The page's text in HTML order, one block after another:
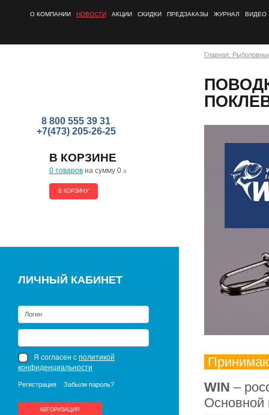
О КОМПАНИИ НОВОСТИ АКЦИИ СКИДКИ ПРЕДЗАКАЗЫ ЖУРНАЛ ВИДЕО
8 800 555 39 31
+7(473) 205-26-25
В КОРЗИНЕ
0 товаров на сумму 0 a
В КОРЗИНУ
ЛИЧНЫЙ КАБИНЕТ
Я согласен с политикой
конфиденциальности
Регистрация Забыли пароль?
АВТОРИЗАЦИЯ
Главная:
WIN –
Основной